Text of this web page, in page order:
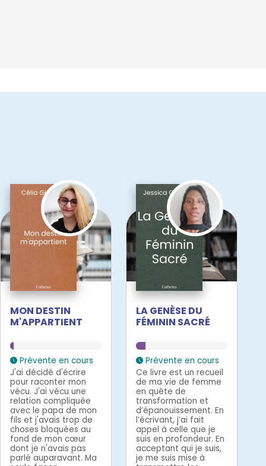
MON DESTIN
M'APPARTIENT
Prévente en cours
J'ai décidé d'écrire
pour raconter mon
vécu. J'ai vécu une
relation compliquée
avec le papa de mon
fils et j'avais trop de
choses bloquées au
fond de mon cœur
dont je n'avais pas
parlé auparavant. Ma
LA GENÈSE DU
FÉMININ SACRÉ
Prévente en cours
Ce livre est un recueil
de ma vie de femme
en quête de
transformation et
d’épanouissement. En
l’écrivant, j’ai fait
appel à celle que je
suis en profondeur. En
acceptant qui je suis,
je me suis mise à